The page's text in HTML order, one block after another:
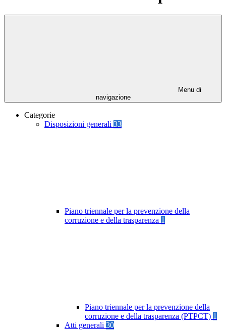
Menu di
navigazione
Categorie
Disposizioni generali 33
Piano triennale per la prevenzione della
corruzione e della trasparenza 1
Piano triennale per la prevenzione della
corruzione e della trasparenza (PTPCT) 1
Atti generali 30